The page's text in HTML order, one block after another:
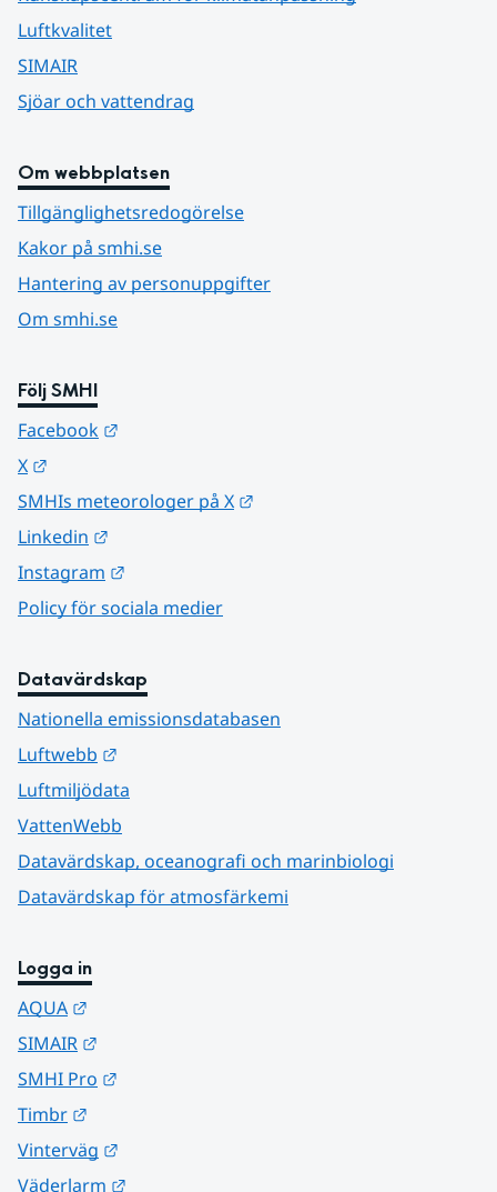
Luftkvalitet
SIMAIR
Sjöar och vattendrag
Om webbplatsen
Tillgänglighetsredogörelse
Kakor på smhi.se
Hantering av personuppgifter
Om smhi.se
Följ SMHI
Facebook
X
SMHIs meteorologer på X
Linkedin
Instagram
Policy för sociala medier
Datavärdskap
Nationella emissionsdatabasen
Luftwebb
Luftmiljödata
VattenWebb
Datavärdskap, oceanografi och marinbiologi
Datavärdskap för atmosfärkemi
Logga in
AQUA
SIMAIR
SMHI Pro
Timbr
Vinterväg
Väderlarm